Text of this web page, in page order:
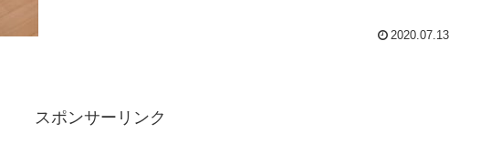
2020.07.13
スポンサーリンク